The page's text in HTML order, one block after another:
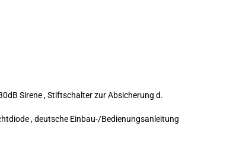
Sirene , Stiftschalter zur Absicherung d.
, deutsche Einbau-/Bedienungsanleitung